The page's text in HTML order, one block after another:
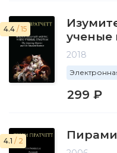
4.4 / 15
ученые
2018
299 ₽
4.1 / 2